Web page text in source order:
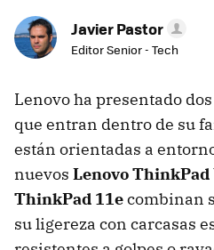
Javier Pastor
Editor Senior - Tech
Lenovo ha presentado
que entran dentro de su
están orientadas a
nuevos Lenovo ThinkPad
ThinkPad 11ecombinan
su ligereza con carcasas